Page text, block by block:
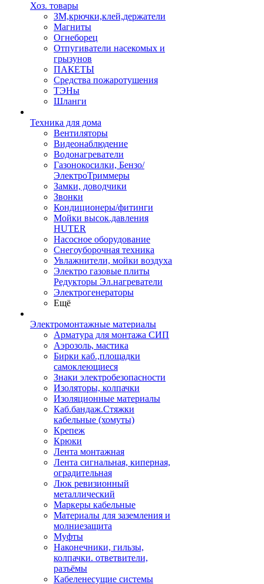
Хоз. товары
ЗМ,крючки,клей,держатели
Магниты
Огнеборец
Отпугиватели насекомых и
грызунов
ПАКЕТЫ
Средства пожаротушения
ТЭНы
Шланги
Техника для дома
Вентиляторы
Видеонаблюдение
Водонагреватели
Газонокосилки, Бензо/
ЭлектроТриммеры
Замки, доводчики
Звонки
Кондиционеры/фитинги
Мойки высок.давления
HUTER
Насосное оборудование
Снегоуборочная техника
Увлажнители, мойки воздуха
Электро газовые плиты
Редукторы Эл.нагреватели
Электрогенераторы
Ещё
Электромонтажные материалы
Арматура для монтажа СИП
Аэрозоль, мастика
Бирки каб.,площадки
самоклеющиеся
Знаки электробезопасности
Изоляторы, колпачки
Изоляционные материалы
Каб.бандаж.Стяжки
кабельные (хомуты)
Крепеж
Крюки
Лента монтажная
Лента сигнальная, киперная,
оградительная
Люк ревизионный
металлический
Маркеры кабельные
Материалы для заземления и
молниезащита
Муфты
Наконечники, гильзы,
колпачки. ответвители,
разъёмы
Кабеленесущие системы